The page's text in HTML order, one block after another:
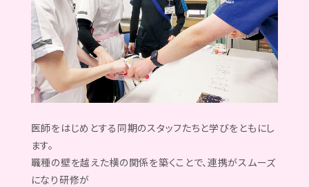
医師をはじめとする同期のスタッフたちと学びをともにし
ます。
職種の壁を越えた横の関係を築くことで、連携がスムーズ
になり研修が